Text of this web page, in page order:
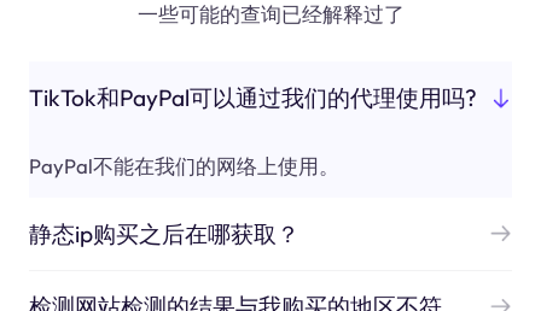
一些可能的查询已经解释过了
TikTok和PayPal可以通过我们的代理使用吗?
PayPal不能在我们的网络上使用。
静态ip购买之后在哪获取？